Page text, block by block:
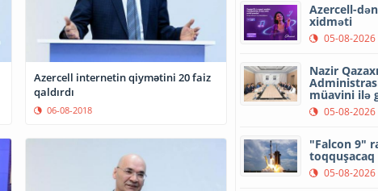
Azercell internetin qiymətini 20 faiz
qaldırdı
06-08-2018
Azercell-
xidməti
05-08-2026
Nazir
müavini ilə
05-08-2026
"Falcon 9"
toqquşacaq
05-08-2026